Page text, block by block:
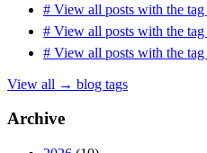
# View all posts with the tag
# View all posts with the tag
# View all posts with the tag
View all → blog tags
Archive